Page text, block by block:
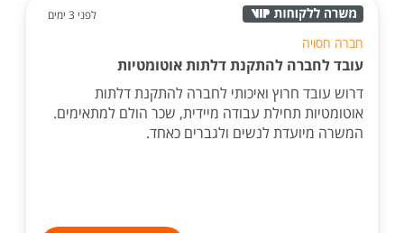
לפני 3 ימים
חברה חסויה
עובד לחברה להתקנת דלתות אוטומטיות
דרוש עובד חרוץ ואיכותי לחברה להתקנת דלתות
אוטומטיות תחילת עבודה מיידית, שכר הולם למתאימים.
המשרה מיועדת לנשים ולגברים כאחד.